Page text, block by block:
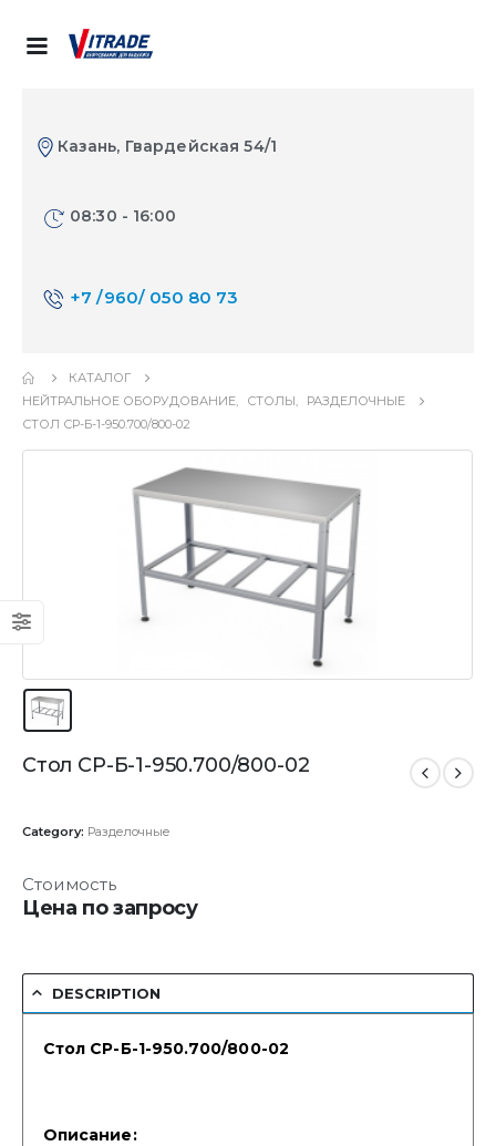
Казань, Гвардейская 54/1
08:30 - 16:00
+7 /960/ 050 80 73
КАТАЛОГ
НЕЙТРАЛЬНОЕ ОБОРУДОВАНИЕ, СТОЛЫ,
РАЗДЕЛОЧНЫЕ
СТОЛ СР-Б-1-950.700/800-02
Стол СР-Б-1-950.700/800-02
Category: Разделочные
Стоимость
Цена по запросу
DESCRIPTION
Стол СР-Б-1-950.700/800-02
Описание: